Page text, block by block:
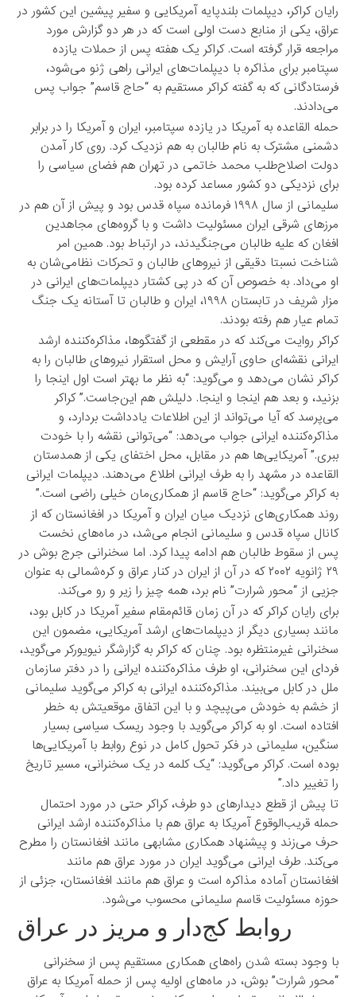
رایان کراکر، دیپلمات بلندپایه آمریکایی و سفیر پیشین این کشور در
عراق، یکی از منابع دست اولی است که در هر دو گزارش مورد
مراجعه قرار گرفته است. کراکر یک هفته پس از حملات یازده
سپتامبر برای مذاکره با دیپلمات‌های ایرانی راهی ژنو می‌شود،
فرستادگانی که به گفته کراکر مستقیم به “حاج قاسم” جواب پس
می‌دادند.
حمله القاعده به آمریکا در یازده سپتامبر، ایران و آمریکا را در برابر
دشمنی مشترک به نام طالبان به هم نزدیک‌ کرد. روی کار آمدن
دولت اصلاح‌طلب محمد خاتمی در تهران هم فضای سیاسی را
برای نزدیکی دو کشور مساعد کرده بود.
سلیمانی از سال ۱۹۹۸ فرمانده سپاه قدس بود و پیش از آن هم در
مرزهای شرقی ایران مسئولیت داشت و با گروه‌های مجاهدین
افغان که علیه طالبان می‌جنگیدند، در ارتباط بود. همین امر
شناخت نسبتا دقیقی از نیروهای طالبان و تحرکات نظامی‌شان به
او می‌داد. به خصوص آن که در پی کشتار دیپلمات‌های ایرانی در
مزار شریف در تابستان ۱۹۹۸، ایران و طالبان تا آستانه‌ یک جنگ
تمام عیار هم رفته بودند.
کراکر روایت می‌کند که در مقطعی از گفتگوها، مذاکره‌کننده ارشد
ایرانی نقشه‌ای حاوی آرایش و محل استقرار نیروهای طالبان را به
کراکر نشان می‌دهد و می‌گوید: “به نظر ما بهتر است اول اینجا را
بزنید، و بعد هم اینجا و اینجا. دلیلش هم این‌جاست.” کراکر
می‌پرسد که آیا می‌تواند از این اطلاعات یادداشت بردارد، و
مذاکره‌کننده ایرانی جواب می‌دهد: “می‌توانی نقشه را با خودت
ببری.” آمریکایی‌ها هم در مقابل، محل اختفای یکی از همدستان
القاعده در مشهد را به طرف ایرانی اطلاع می‌دهند. دیپلمات ایرانی
به کراکر می‌گوید: “حاج قاسم از همکاری‌مان خیلی راضی است.”
روند همکاری‌های نزدیک میان ایران و آمریکا در افغانستان که از
کانال سپاه قدس و سلیمانی انجام می‌شد، در ماه‌های نخست
پس از سقوط طالبان هم ادامه پیدا کرد. اما سخنرانی جرج بوش در
۲۹ ژانویه ۲۰۰۲ که در آن از ایران در کنار عراق و کره‌شمالی به عنوان
جزیی از “محور شرارت” نام ‌‌برد، همه چیز را زیر و رو می‌کند.
برای رایان کراکر که در آن زمان قائم‌مقام سفیر آمریکا در کابل بود،
مانند بسیاری دیگر از دیپلمات‌های ارشد آمریکایی، مضمون این
سخنرانی غیرمنتظره بود. چنان که کراکر به گزارشگر نیویورکر می‌گوید،
فردای این سخنرانی، او طرف مذاکره‌کننده ایرانی را در دفتر سازمان
ملل در کابل می‌بیند. مذاکره‌کننده ایرانی به کراکر می‌گوید سلیمانی
از خشم به خودش می‌پیچد و با این اتفاق موقعیتش به خطر
افتاده است. او به کراکر می‌گوید با وجود ریسک سیاسی بسیار
سنگین، سلیمانی در فکر تحول کامل در نوع روابط با آمریکایی‌ها
بوده است. کراکر می‌گوید: “یک کلمه در یک سخنرانی، مسیر تاریخ
را تغییر داد.”
تا پیش از قطع دیدارهای دو طرف، کراکر حتی در مورد احتمال
حمله قریب‌الوقوع آمریکا به عراق هم با مذاکره‌کننده ارشد ایرانی
حرف می‌زند و پیشنهاد همکاری مشابهی مانند افغانستان را مطرح
می‌کند. طرف ایرانی می‌گوید ایران در مورد عراق هم مانند
افغانستان آماده مذاکره است و عراق هم مانند افغانستان، جزئی از
حوزه مسئولیت قاسم سلیمانی محسوب می‌شود.
روابط کج‌دار و مریز در عراق
با وجود بسته شدن راه‌های همکاری مستقیم پس از سخنرانی
“محور شرارت” بوش، در ماه‌های اولیه پس از حمله آمریکا به عراق